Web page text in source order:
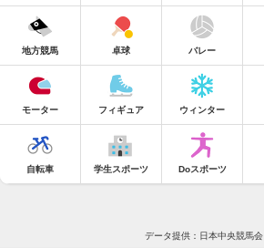
地方競馬 卓球 バレー
モーター フィギュア ウィンター
自転車 学生スポーツ Doスポーツ
データ提供：日本中央競馬会